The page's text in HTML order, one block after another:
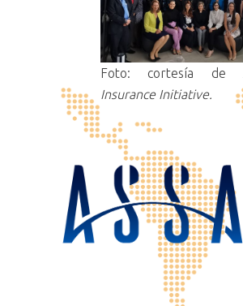
Foto: cortesía de
Insurance Initiative.